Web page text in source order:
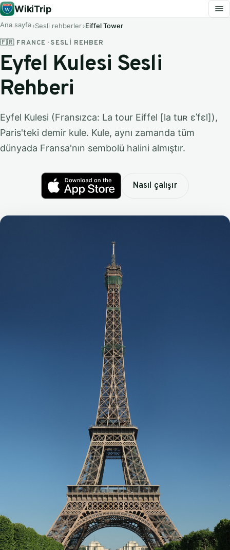
WikiTrip
Ana sayfa Sesli rehberler Eiffel Tower
🇫🇷 FRANCE · SESLI REHBER
Eyfel Kulesi Sesli
Rehberi
Eyfel Kulesi (Fransızca: La tour Eiffel [la tuʀ ɛˈfɛl]),
Paris'teki demir kule. Kule, aynı zamanda tüm
dünyada Fransa'nın sembolü halini almıştır.
Nasıl çalışır